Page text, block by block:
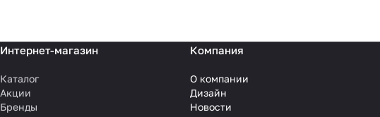
Интернет-магазин
Каталог
Акции
Бренды
Компания
О компании
Дизайн
Новости